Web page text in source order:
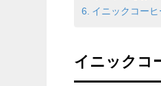
イニックコー
イニックコ